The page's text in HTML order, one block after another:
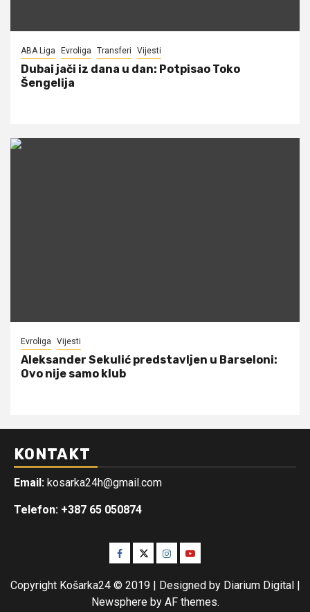
ABA Liga Evroliga Transferi Vijesti
Dubai jači iz dana u dan: Potpisao Toko
Šengelija
Evroliga Vijesti
Aleksander Sekulić predstavljen u Barseloni:
Ovo nije samo klub
KONTAKT
Email: kosarka24h@gmail.com
Telefon: +387 65 050874
Facebook
TwitterInstagram
Youtube
Copyright Košarka24 © 2019 | Designed by Diarium Digital
Newsphereby AF themes.